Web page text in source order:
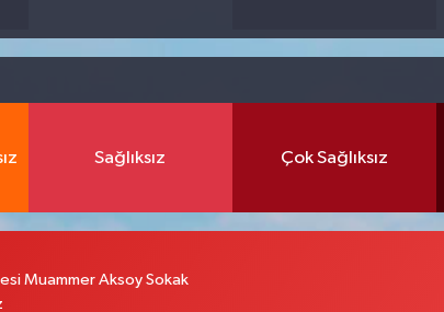
Sağlıksız Çok Sağlıksız
Muammer Aksoy Sokak